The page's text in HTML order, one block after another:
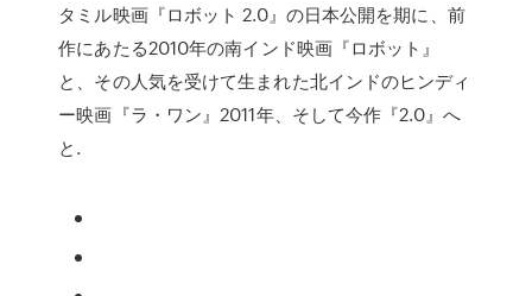
タミル映画『ロボット 2.0』の日本公開を期に、前
作にあたる2010年の南インド映画『ロボット』
と、その人気を受けて生まれた北インドのヒンディ
ー映画『ラ・ワン』2011年、そして今作『2.0』へ
と.